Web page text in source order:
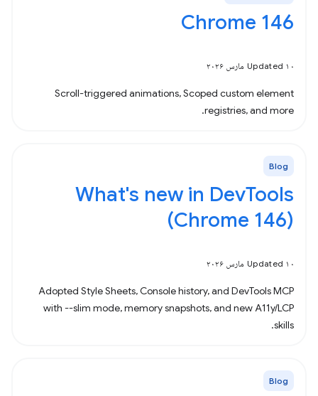
Chrome 146
Updated ۱۰ مارس ۲۰۲۶
Scroll-triggered animations, Scoped custom element
registries, and more.
Blog
What's new in DevTools
(Chrome 146)
Updated ۱۰ مارس ۲۰۲۶
Adopted Style Sheets, Console history, and DevTools MCP
with --slim mode, memory snapshots, and new A11y/LCP
skills.
Blog